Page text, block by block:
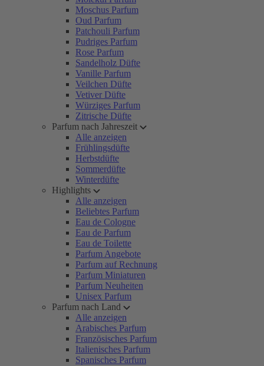
Moschus Parfum
Oud Parfum
Patchouli Parfum
Pudriges Parfum
Rose Parfum
Sandelholz Düfte
Vanille Parfum
Veilchen Düfte
Vetiver Düfte
Würziges Parfum
Zitrische Düfte
Parfum nach Jahreszeit
Alle anzeigen
Frühlingsdüfte
Herbstdüfte
Sommerdüfte
Winterdüfte
Highlights
Alle anzeigen
Beliebtes Parfum
Eau de Cologne
Eau de Parfum
Eau de Toilette
Parfum Angebote
Parfum auf Rechnung
Parfum Miniaturen
Parfum Neuheiten
Unisex Parfum
Parfum nach Land
Alle anzeigen
Arabisches Parfum
Französisches Parfum
Italienisches Parfum
Spanisches Parfum